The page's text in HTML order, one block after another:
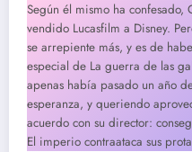
Según él mismo ha confesado,
vendido Lucasfilm a Disney.
se arrepiente más, y es de
especial de La guerra de las
apenas había pasado un año
esperanza, y queriendo
acuerdo con su director:
El imperio contraataca sus